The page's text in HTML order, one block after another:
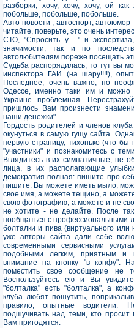
разборки, хочу, хочу, хочу, ой
побольше, побольше, побольше.
Авто новости , автоспорт, автоюмор
читайте, поверьте, это очень
СТО, "Спросить у…." и
значимости, так и по
автолюбителям пореже посещать
Судьба распорядилась, то тут вы
инспектора ГАИ (на шару!!!!),
Последнее, очень важно, по
Одессе, именно таки им и можно
Украине проблемная.
пришлось Вам произнести
наши денежки".
Гордость родителей и членов
окунуться в самую гущу сайта.
первую страницу, тихонько (что бы
"участники" и познакомитесь с
Вглядитесь в их симпатичные, не
лица, в их располагающие
демократия полная: пишите про
пишите. Вы можете иметь мыло,
свое имя, а можете тещино, а
свою фотографию, а можете и не
не хотите - не делайте. После
пообщаться с профессиональными
болталки и пива (виртуального или
уже авторы сайта дали себе
современными сервисными
подобными легким, приятным и
внимание на кнопку "в конфу".
поместить свое сообщение не
Воспользуйтесь ею и Вы
"болталка" есть "болталка", а
клуба любят пошутить,
правило, опытные водители.
подшучивать над теми, кто
Вам пригодятся.